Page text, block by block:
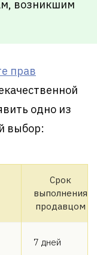
возникшим
прав
одно из
выбор:
Срок
выполнения
продавцом
7 дней